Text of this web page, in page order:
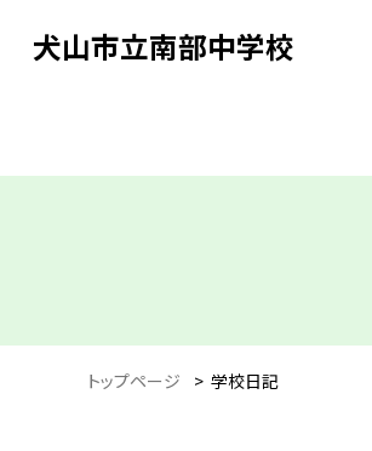
犬山市立南部中学校
トップページ > 学校日記